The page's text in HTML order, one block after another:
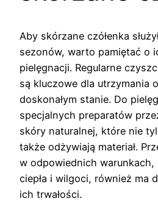
Aby skórzane czółenka
sezonów, warto pamiętać o
pielęgnacji. Regularne
są kluczowe dla utrzymania
doskonałym stanie. Do
specjalnych preparatów
skóry naturalnej, które nie
także odżywiają materiał.
w odpowiednich warunkach,
ciepła i wilgoci, również ma
ich trwałości.